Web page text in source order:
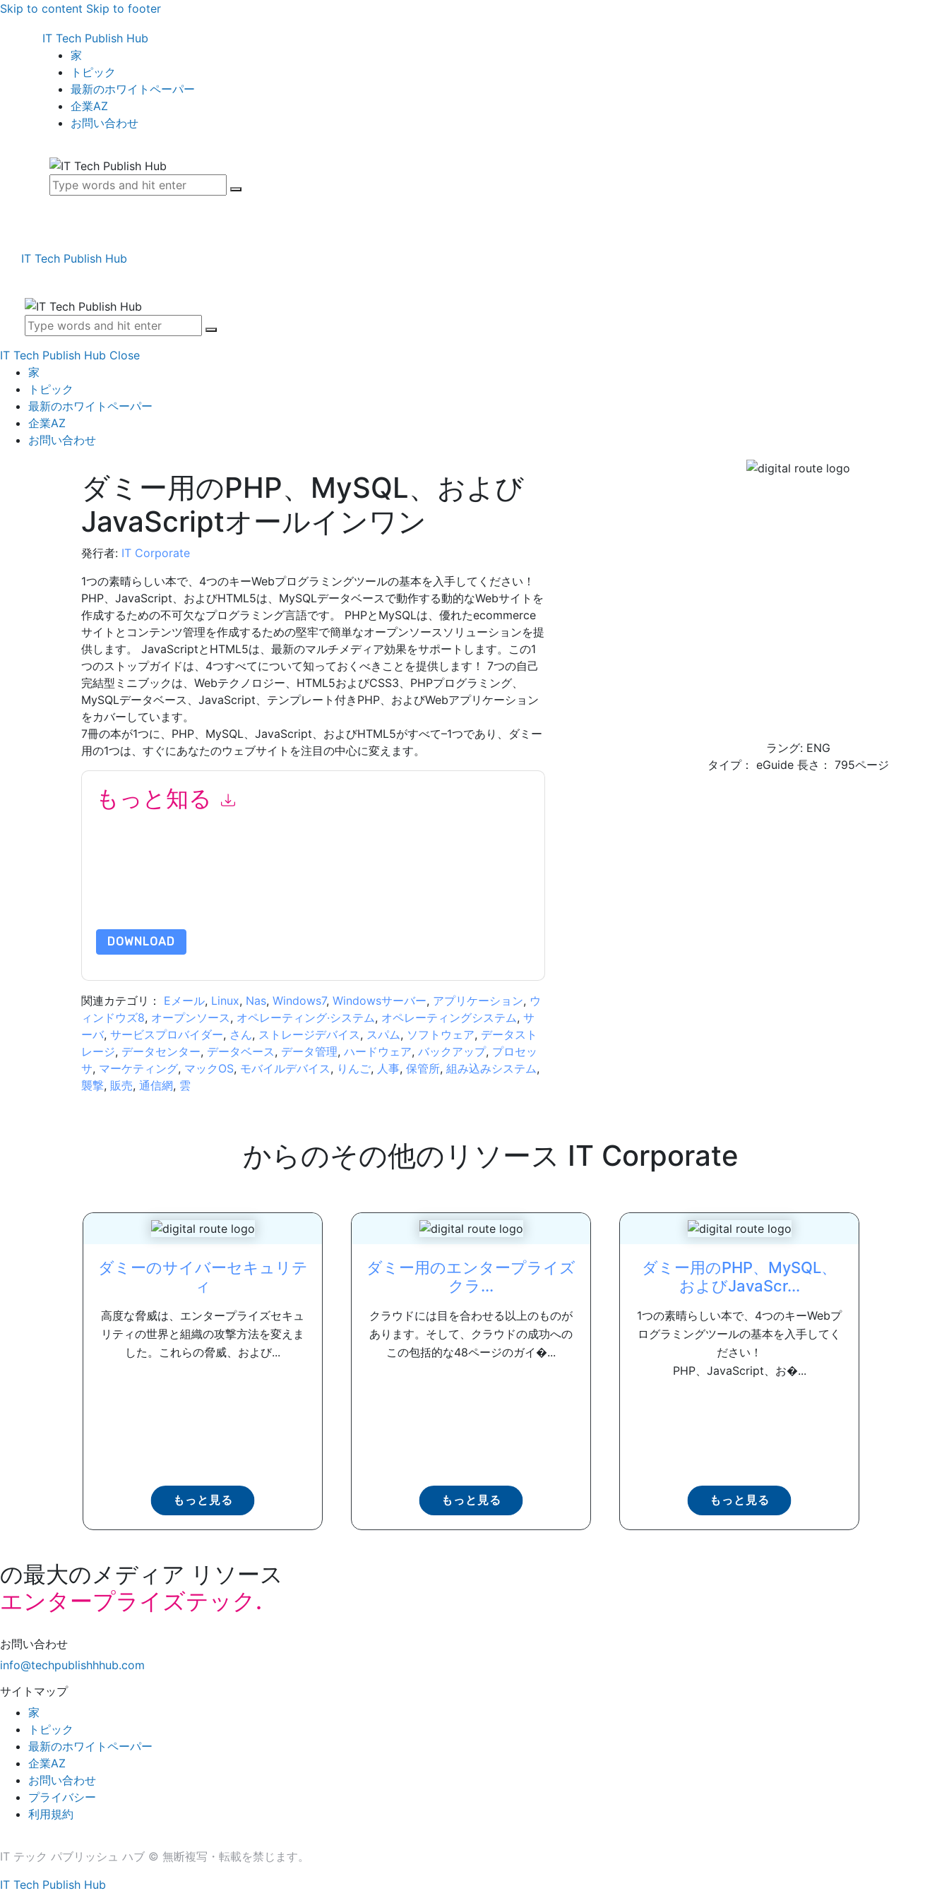
Skip to content Skip to footer
IT Tech Publish Hub
家
トピック
最新のホワイトペーパー
企業AZ
お問い合わせ
IT Tech Publish Hub
IT Tech Publish Hub Close
家
トピック
最新のホワイトペーパー
企業AZ
お問い合わせ
ダミー用のPHP、MySQL、および
JavaScriptオールインワン
発行者: IT Corporate
1つの素晴らしい本で、4つのキーWebプログラミングツールの基本を入手してください！
PHP、JavaScript、およびHTML5は、MySQLデータベースで動作する動的なWebサイトを
作成するための不可欠なプログラミング言語です。 PHPとMySQLは、優れたecommerce
サイトとコンテンツ管理を作成するための堅牢で簡単なオープンソースソリューションを提
供します。 JavaScriptとHTML5は、最新のマルチメディア効果をサポートします。この1
つのストップガイドは、4つすべてについて知っておくべきことを提供します！ 7つの自己
完結型ミニブックは、Webテクノロジー、HTML5およびCSS3、PHPプログラミング、
MySQLデータベース、JavaScript、テンプレート付きPHP、およびWebアプリケーション
をカバーしています。
7冊の本が1つに、PHP、MySQL、JavaScript、およびHTML5がすべて–1つであり、ダミー
用の1つは、すぐにあなたのウェブサイトを注目の中心に変えます。
もっと知る
DOWNLOAD
関連カテゴリ： Eメール, Linux, Nas, Windows7, Windowsサーバー, アプリケーション, ウ
ィンドウズ8, オープンソース, オペレーティング·システム, オペレーティングシステム, サ
ーバ, サービスプロバイダー, さん, ストレージデバイス, スパム, ソフトウェア, データスト
レージ, データセンター, データベース, データ管理, ハードウェア, バックアップ, プロセッ
サ, マーケティング, マックOS, モバイルデバイス, りんご, 人事, 保管所, 組み込みシステム,
襲撃, 販売, 通信網, 雲
ラング: ENG
タイプ： eGuide 長さ： 795ページ
からのその他のリソース IT Corporate
ダミーのサイバーセキュリテ
ィ
高度な脅威は、エンタープライズセキュ
リティの世界と組織の攻撃方法を変えま
した。これらの脅威、および...
もっと見る
ダミー用のエンタープライズ
クラ...
クラウドには目を合わせる以上のものが
あります。そして、クラウドの成功への
この包括的な48ページのガイ�...
もっと見る
ダミー用のPHP、MySQL、
およびJavaScr...
1つの素晴らしい本で、4つのキーWebプ
ログラミングツールの基本を入手してく
ださい！
PHP、JavaScript、お�...
もっと見る
の最大のメディア リソース
エンタープライズテック.
お問い合わせ
info@techpublishhhub.com
サイトマップ
家
トピック
最新のホワイトペーパー
企業AZ
お問い合わせ
プライバシー
利用規約
IT テック パブリッシュ ハブ © 無断複写・転載を禁じます。
IT Tech Publish Hub